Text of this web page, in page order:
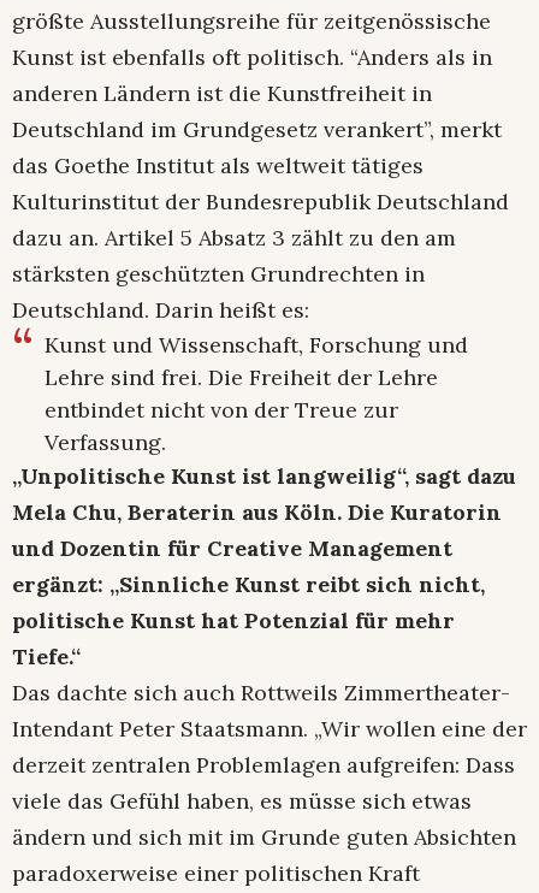
größte Ausstellungsreihe für zeitgenössische
Kunst ist ebenfalls oft politisch. “Anders als in
anderen Ländern ist die Kunstfreiheit in
Deutschland im Grundgesetz verankert”, merkt
das Goethe Institut als weltweit tätiges
Kulturinstitut der Bundesrepublik Deutschland
dazu an. Artikel 5 Absatz 3 zählt zu den am
stärksten geschützten Grundrechten in
Deutschland. Darin heißt es:
Kunst und Wissenschaft, Forschung und
Lehre sind frei. Die Freiheit der Lehre
entbindet nicht von der Treue zur
Verfassung.
„Unpolitische Kunst ist langweilig“, sagt dazu
Mela Chu, Beraterin aus Köln. Die Kuratorin
und Dozentin für Creative Management
ergänzt: „Sinnliche Kunst reibt sich nicht,
politische Kunst hat Potenzial für mehr
Tiefe.“
Das dachte sich auch Rottweils Zimmertheater-
Intendant Peter Staatsmann. „Wir wollen eine der
derzeit zentralen Problemlagen aufgreifen: Dass
viele das Gefühl haben, es müsse sich etwas
ändern und sich mit im Grunde guten Absichten
paradoxerweise einer politischen Kraft